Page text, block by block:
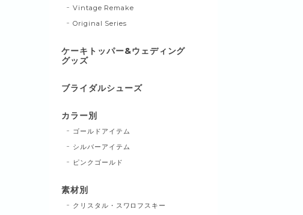
Vintage Remake
Original Series
ケーキトッパー&ウェディング
グッズ
ブライダルシューズ
カラー別
ゴールドアイテム
シルバーアイテム
ピンクゴールド
素材別
クリスタル・スワロフスキー